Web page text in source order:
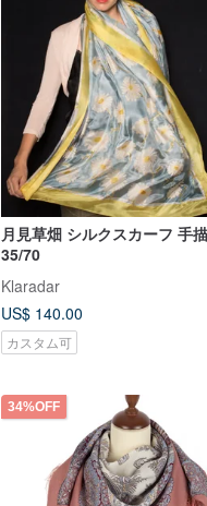
月見草畑 シルクスカーフ 手
35/70
Klaradar
US$ 140.00
カスタム可
34%OFF